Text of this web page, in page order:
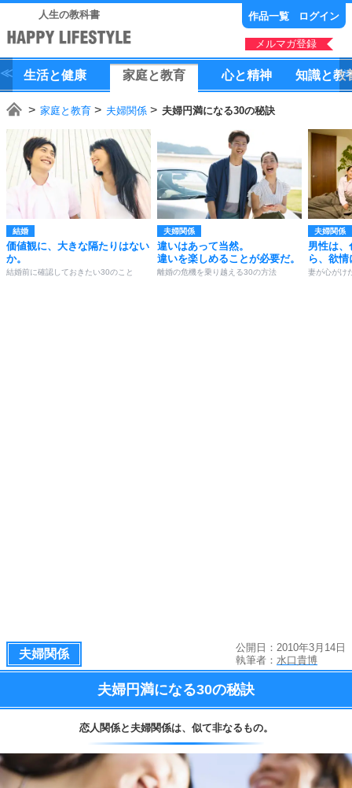
人生の教科書 作品一覧 ログイン
メルマガ登録
生活と健康 家庭と教育 心と精神 知識と教
家庭と教育 夫婦関係 夫婦円満になる30の秘訣
結婚
価値観に、大きな隔たりはない
か。
結婚前に確認しておきたい30のこと
夫婦関係
違いはあって当然。
違いを楽しめることが必要だ。
離婚の危機を乗り越える30の方法
夫婦関係
男性は
ら、欲
妻が心がけ
夫婦関係
公開日：2010年3月14日
執筆者： 水口貴博
夫婦円満になる30の秘訣
恋人関係と夫婦関係は、 似て非なるもの。